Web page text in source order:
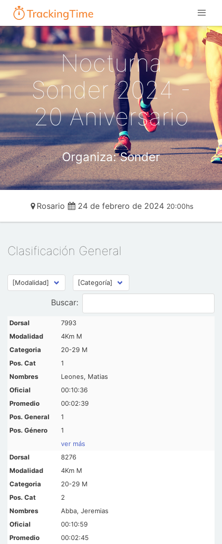
Nocturna
Sonder 2024 -
20 Aniversario
Organiza: Sonder
Rosario 24 de febrero de 2024 20:00hs
Clasificación General
Buscar:
7993
4Km M
20-29 M
1
Leones, Matias
00:10:36
00:02:39
1
1
ver más
8276
4Km M
20-29 M
2
Abba, Jeremias
00:10:59
00:02:45